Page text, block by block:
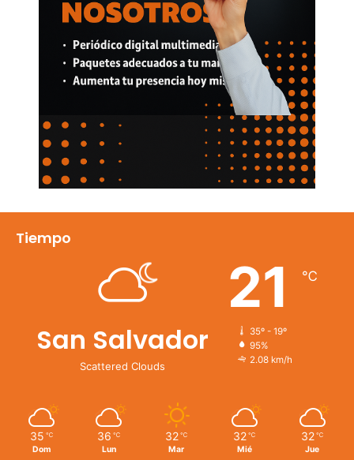
Tiempo
San Salvador
Scattered Clouds
21 ℃
35º - 19º
95%
2.08 km/h
35 ℃
Dom
36 ℃
Lun
32 ℃
Mar
32 ℃
Mié
32 ℃
Jue